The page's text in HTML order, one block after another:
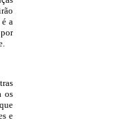
a
os
e